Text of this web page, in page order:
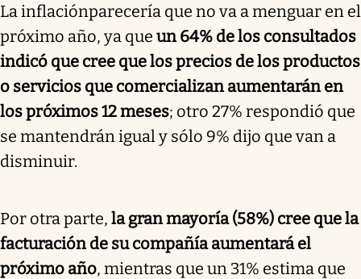
La inflaciónparecería que no va a menguar en el
próximo año, ya que un 64% de los consultados
indicó que cree que los precios de los productos
o servicios que comercializan aumentarán en
los próximos 12 meses; otro 27% respondió que
se mantendrán igual y sólo 9% dijo que van a
disminuir.
Por otra parte, la gran mayoría (58%) cree que la
facturación de su compañía aumentará el
próximo año, mientras que un 31% estima que